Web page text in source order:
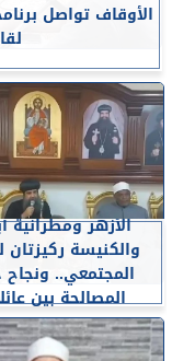
الأوقاف تواصل
الأزهر ومطرانية
والكنيسة ركيزتان
المجتمعي..
المصالحة بين